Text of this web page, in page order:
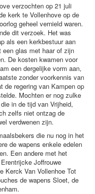
verzochten op 21 juli
kerk te Vollenhove op de
geheel vernield waren.
dit verzoek. Het was
als een kerkbestuur aan
glas met haar of zijn
De kosten kwamen voor
een dergelijke vorm aan,
zonder voorkennis van
de regering van Kampen op
Mochten er nog zulke
in de tijd van Vrijheid,
zelfs niet ontzag de
verdwenen zijn.
die nu nog in het
de wapens enkele edelen
Een andere met het
Joffrouwe
Kerck Van Vollenhoe Tot
de wapens Sloet, de